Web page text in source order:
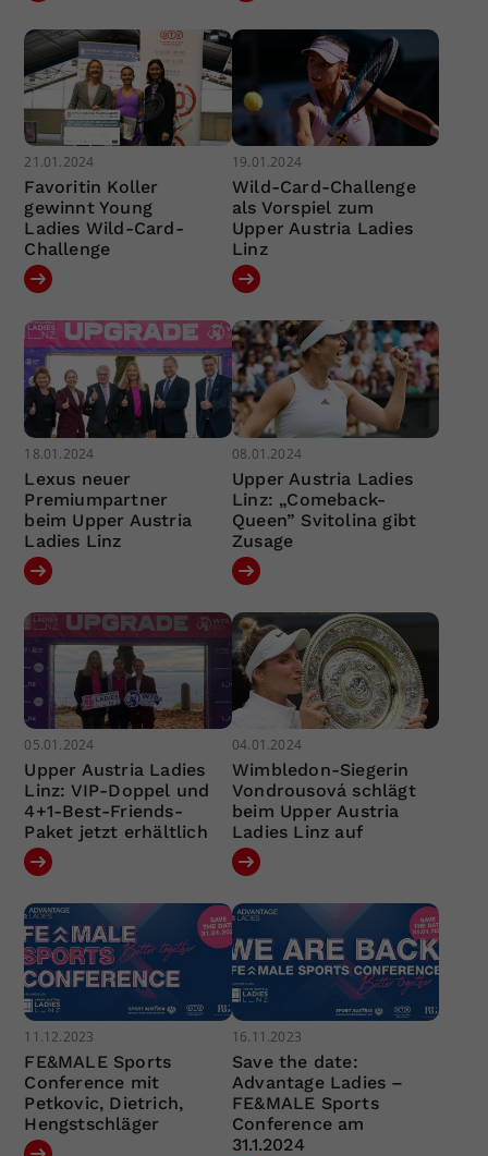
21.01.2024
Favoritin Koller
gewinnt Young
Ladies Wild-Card-
Challenge
19.01.2024
Wild-Card-Challenge
als Vorspiel zum
Upper Austria Ladies
Linz
18.01.2024
Lexus neuer
Premiumpartner
beim Upper Austria
Ladies Linz
08.01.2024
Upper Austria Ladies
Linz: „Comeback-
Queen” Svitolina gibt
Zusage
05.01.2024
Upper Austria Ladies
Linz: VIP-Doppel und
4+1-Best-Friends-
Paket jetzt erhältlich
04.01.2024
Wimbledon-Siegerin
Vondrousová schlägt
beim Upper Austria
Ladies Linz auf
11.12.2023
FE&MALE Sports
Conference mit
Petkovic, Dietrich,
Hengstschläger
16.11.2023
Save the date:
Advantage Ladies –
FE&MALE Sports
Conference am
31.1.2024